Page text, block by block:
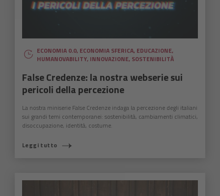
ECONOMIA 0.0, ECONOMIA SFERICA, EDUCAZIONE,
HUMANOVABILITY, INNOVAZIONE, SOSTENIBILITÀ
False Credenze: la nostra webserie sui
pericoli della percezione
La nostra miniserie False Credenze indaga la percezione degli italiani
sui grandi temi contemporanei: sostenibilità, cambiamenti climatici,
disoccupazione, identità, costume.
Leggi tutto